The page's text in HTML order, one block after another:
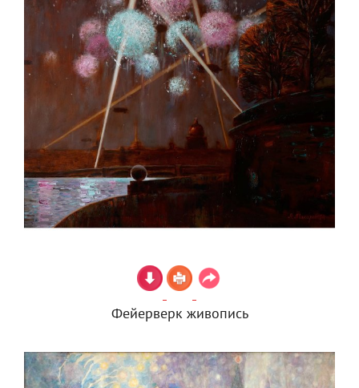
Фейерверк живопись